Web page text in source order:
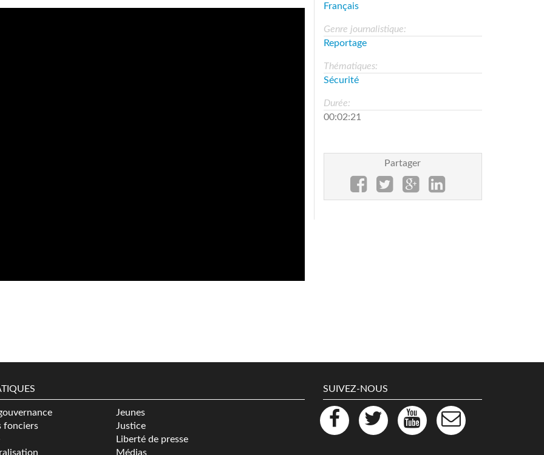
Français
Genre journalistique:
Reportage
Thématiques:
Sécurité
Durée:
00:02:21
Partager
fonciers
Jeunes
Justice
Liberté de presse
Médias
SUIVEZ-NOUS